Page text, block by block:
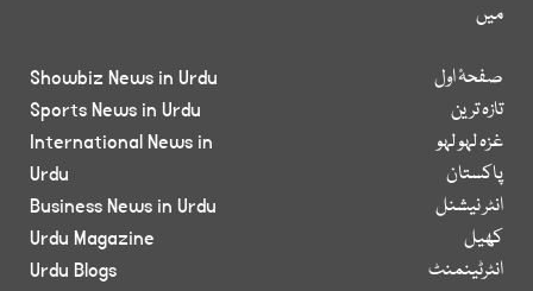
میں
صفحۂ اول
تازہ ترین
غزہ لہو لہو
پاکستان
انٹر نیشنل
کھیل
انٹرٹینمنٹ
Showbiz News in Urdu
Sports News in Urdu
International News in
Urdu
Business News in Urdu
Urdu Magazine
Urdu Blogs